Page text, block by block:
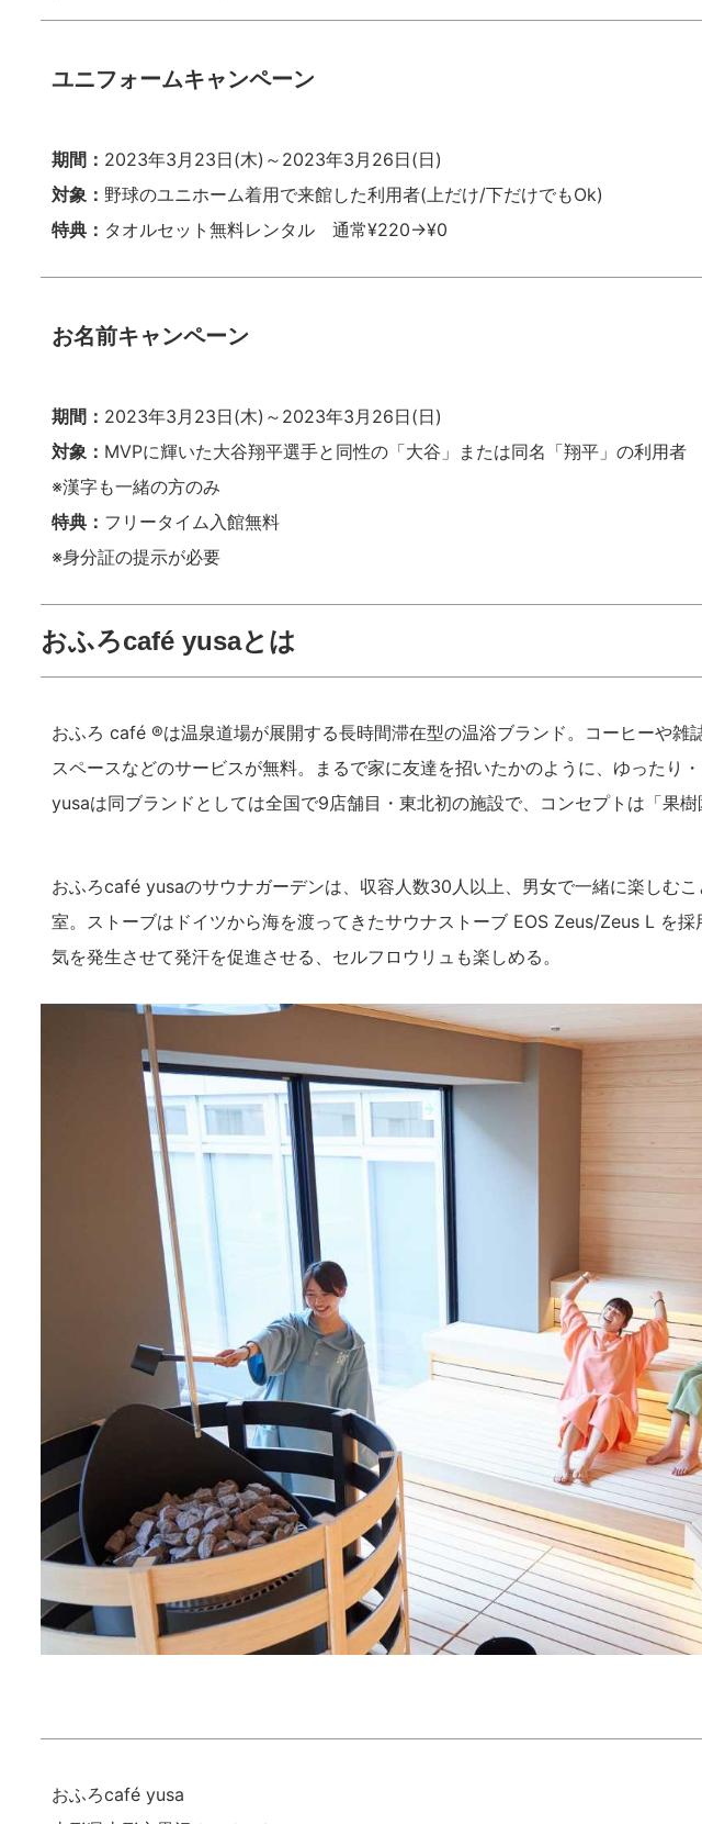
ユニフォームキャンペーン
期間： 2023年3月23日(木)～2023年3月26日(日)
対象： 野球のユニホーム着用で来館した利用者(上だけ/下だけでもOk)
特典： タオルセット無料レンタル 通常¥220→¥0
お名前キャンペーン
期間： 2023年3月23日(木)～2023年3月26日(日)
対象： MVPに輝いた大谷翔平選手と同性の「大谷」または同名「翔平」の利用者
※漢字も一緒の方のみ
特典： フリータイム入館無料
※身分証の提示が必要
おふろcafé yusaとは
おふろ café ®は温泉道場が展開する長時間滞在型の温浴ブランド。コーヒーや雑
スペースなどのサービスが無料。まるで家に友達を招いたかのように、ゆったり
yusaは同ブランドとしては全国で9店舗目・東北初の施設で、コンセプトは「果樹
おふろcafé yusaのサウナガーデンは、収容人数30人以上、男女で一緒に楽しむ
室。ストーブはドイツから海を渡ってきたサウナストーブ EOS Zeus/Zeus L を
気を発生させて発汗を促進させる、セルフロウリュも楽しめる。
おふろcafé yusa